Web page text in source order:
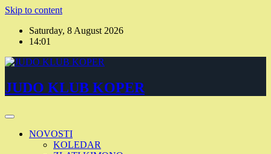
Skip to content
Saturday, 8 August 2026
14:01
JUDO KLUB KOPER
NOVOSTI
KOLEDAR